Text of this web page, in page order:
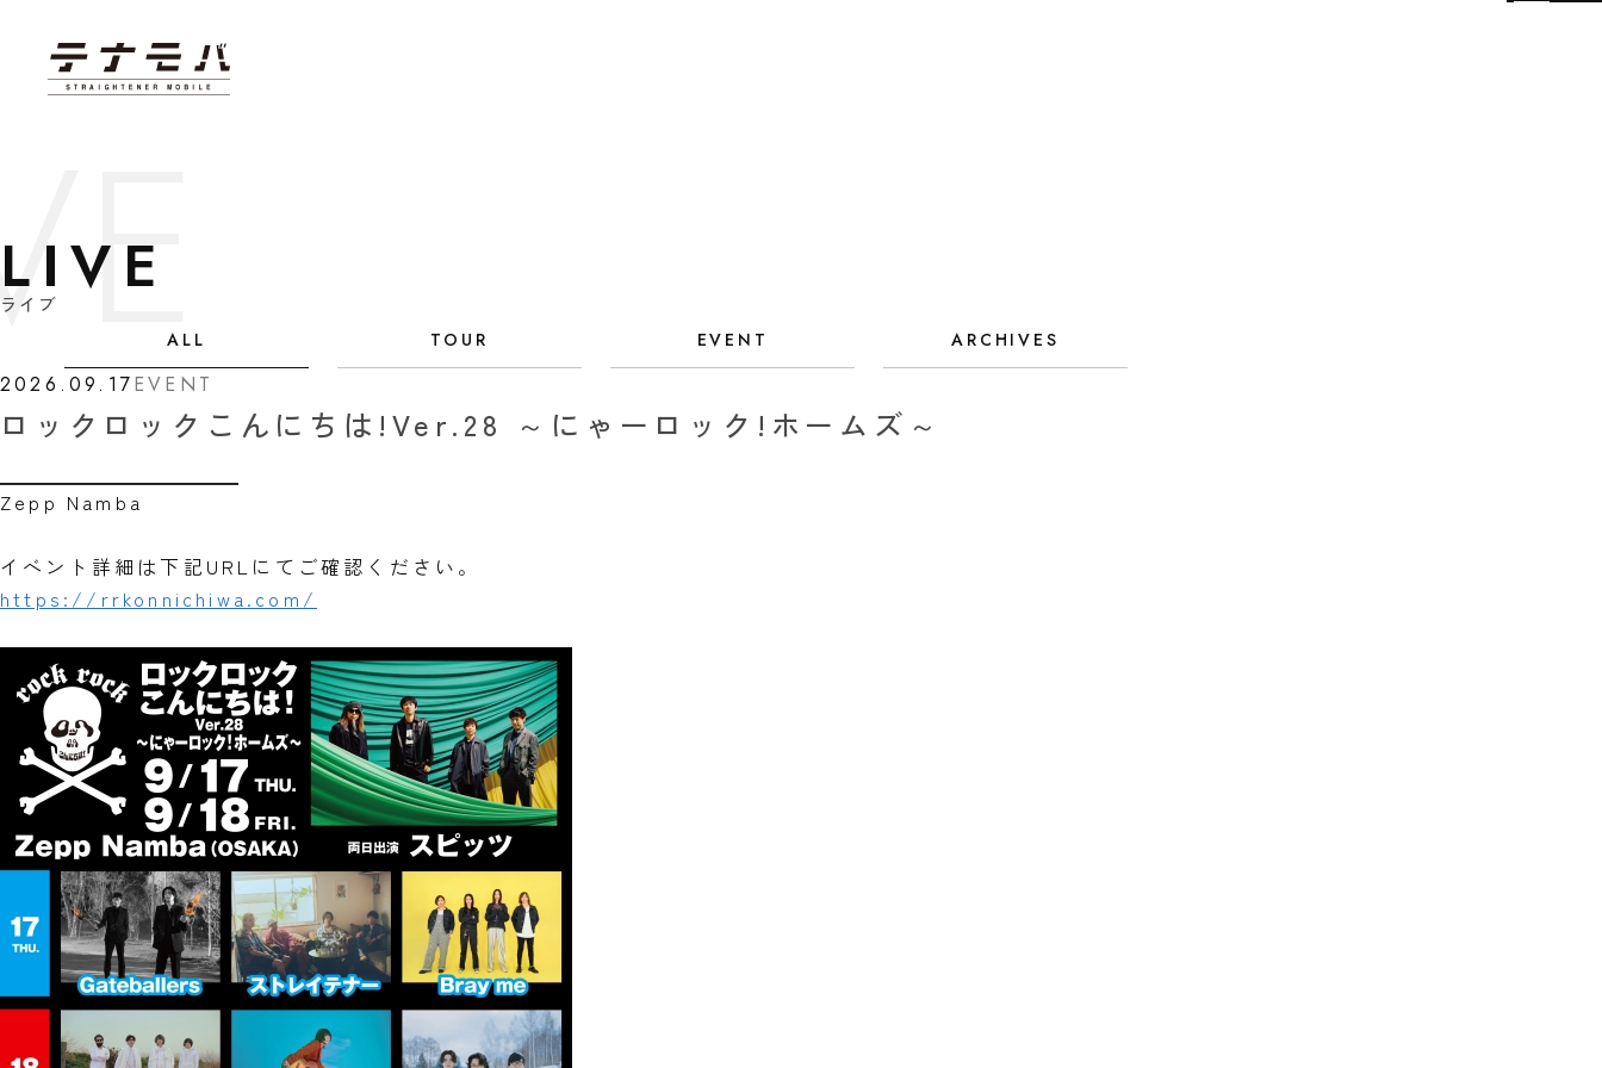
LIVE
ライブ
ALL TOUR EVENT ARCHIVES
2026.09.17EVENT
ロックロックこんにちは!Ver.28 ～にゃーロック!ホームズ～
Zepp Namba
イベント詳細は下記URLにてご確認ください。
https://rrkonnichiwa.com/